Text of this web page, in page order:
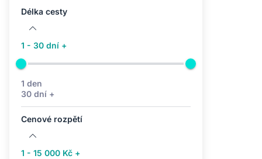
Délka cesty
1 - 30 dní +
1 den
30 dní +
Cenové rozpětí
1 - 15 000 Kč +